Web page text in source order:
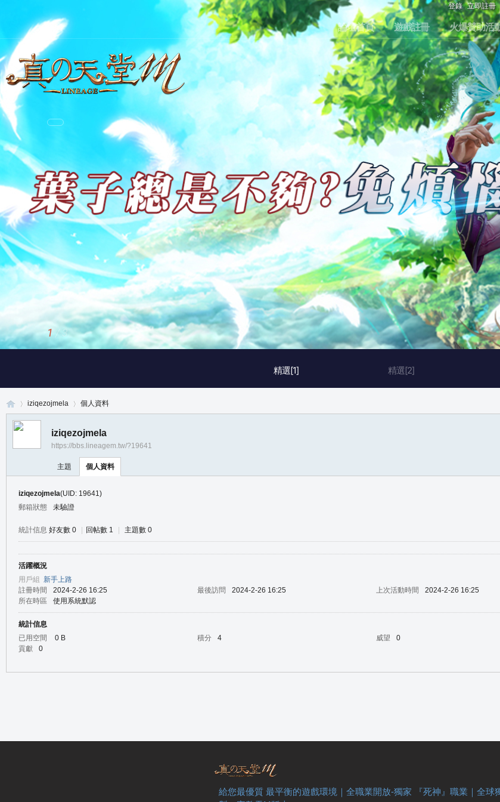
登錄 立即註冊
論壇首頁 遊戲註冊 火爆贊助活
精選[1] 精選[2]
1 / 3
iziqezojmela 個人資料
iziqezojmela
https://bbs.lineagem.tw/?19641
主題 個人資料
iziqezojmela(UID: 19641)
郵箱狀態
未驗證
統計信息 好友數 0 回帖數 1 主題數 0
活躍概況
用戶組 新手上路
註冊時間
2024-2-26 16:25 最後訪問 2024-2-26 16:25 上次活動時間 2024-2-26 16:25
所在時區
使用系統默認
統計信息
已用空間
0 B 積分 4 威望 0
貢獻
0
給您最優質 最平衡的遊戲環境｜全職業開放-獨家 『死神』職業｜全球